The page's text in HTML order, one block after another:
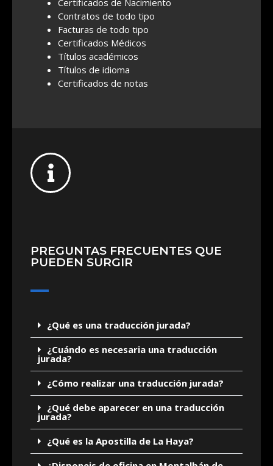
Certificados de Nacimiento
Contratos de todo tipo
Facturas de todo tipo
Certificados Médicos
Títulos académicos
Títulos de idioma
Certificados de notas
PREGUNTAS FRECUENTES QUE
PUEDEN SURGIR
¿Qué es una traducción jurada?
¿Cuándo es necesaria una traducción
jurada?
¿Cómo realizar una traducción jurada?
¿Qué debe aparecer en una traducción
jurada?
¿Qué es la Apostilla de La Haya?